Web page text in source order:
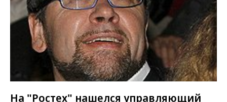
На "Ростех" нашелся управляющий